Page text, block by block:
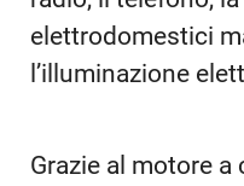
elettrodomestici
l’illuminazione
Grazie al motore